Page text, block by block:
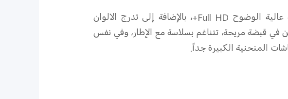
عالية الوضوح Full HD+ ، بالإضافة إلى تدرج الالوان
على كلا الجانبين في قبضة مريحة، تتناغم بسلاسة مع الإطار، وفي نفس
المنحنية الكبيرة جداً.